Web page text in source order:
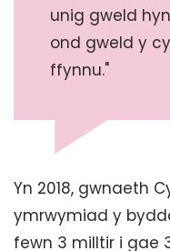
unig gweld
ond gweld y
ffynnu."
Yn 2018, gwnaeth
ymrwymiad y
fewn 3 milltir i gae